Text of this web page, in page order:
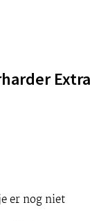
Extra
er nog niet